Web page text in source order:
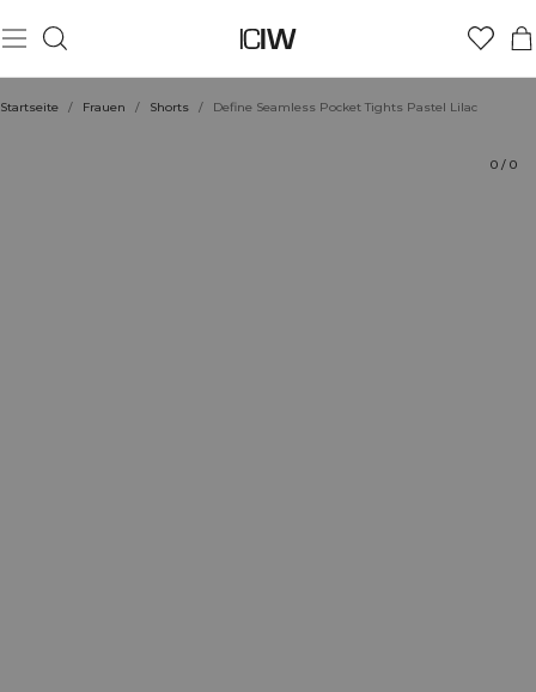
Startseite / Frauen / Shorts / Define Seamless Pocket Tights Pastel Lilac
0 / 0